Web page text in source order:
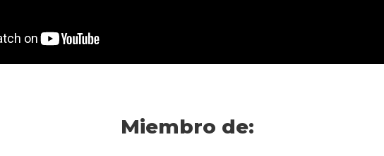
Miembro de: